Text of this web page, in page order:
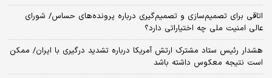
اتاقی برای تصمیم‌سازی و تصمیم‌گیری درباره پرونده‌های حساس/ شورای
عالی امنیت ملی چه اختیاراتی دارد؟
هشدار رئیس ستاد مشترک ارتش آمریکا درباره تشدید درگیری با ایران/ ممکن
است نتیجه معکوس داشته باشد